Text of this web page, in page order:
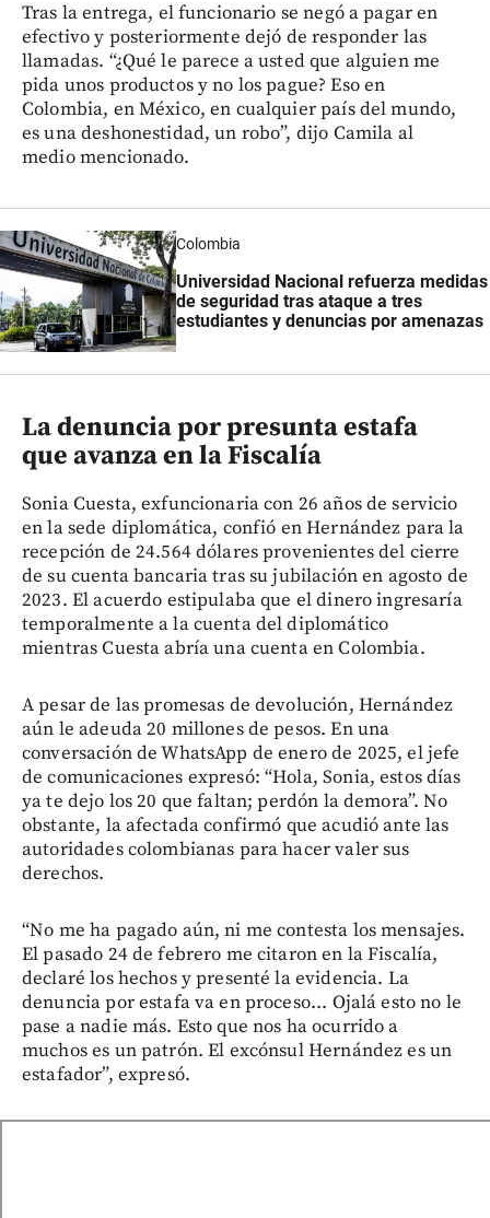
Tras la entrega, el funcionario se negó a pagar en
efectivo y posteriormente dejó de responder las
llamadas. “¿Qué le parece a usted que alguien me
pida unos productos y no los pague? Eso en
Colombia, en México, en cualquier país del mundo,
es una deshonestidad, un robo”, dijo Camila al
medio mencionado.
Colombia
Universidad Nacional refuerza medidas
de seguridad tras ataque a tres
estudiantes y denuncias por amenazas
La denuncia por presunta estafa
que avanza en la Fiscalía
Sonia Cuesta, exfuncionaria con 26 años de servicio
en la sede diplomática, confió en Hernández para la
recepción de 24.564 dólares provenientes del cierre
de su cuenta bancaria tras su jubilación en agosto de
2023. El acuerdo estipulaba que el dinero ingresaría
temporalmente a la cuenta del diplomático
mientras Cuesta abría una cuenta en Colombia.
A pesar de las promesas de devolución, Hernández
aún le adeuda 20 millones de pesos. En una
conversación de WhatsApp de enero de 2025, el jefe
de comunicaciones expresó: “Hola, Sonia, estos días
ya te dejo los 20 que faltan; perdón la demora”. No
obstante, la afectada confirmó que acudió ante las
autoridades colombianas para hacer valer sus
derechos.
“No me ha pagado aún, ni me contesta los mensajes.
El pasado 24 de febrero me citaron en la Fiscalía,
declaré los hechos y presenté la evidencia. La
denuncia por estafa va en proceso... Ojalá esto no le
pase a nadie más. Esto que nos ha ocurrido a
muchos es un patrón. El excónsul Hernández es un
estafador”, expresó.